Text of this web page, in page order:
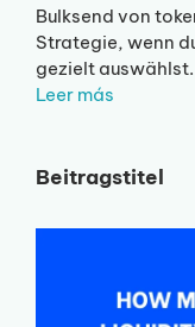
Bulksend von
Strategie, wenn
gezielt
Leer más
Beitragstitel